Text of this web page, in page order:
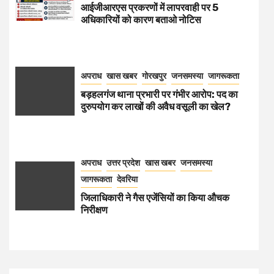
आईजीआरएस प्रकरणों में लापरवाही पर 5
अधिकारियों को कारण बताओ नोटिस
अपराध खास खबर गोरखपुर जनसमस्या जागरूकता
बड़हलगंज थाना प्रभारी पर गंभीर आरोप: पद का
दुरुपयोग कर लाखों की अवैध वसूली का खेल?
अपराध उत्तर प्रदेश खास खबर जनसमस्या
जागरूकता देवरिया
जिलाधिकारी ने गैस एजेंसियों का किया औचक
निरीक्षण